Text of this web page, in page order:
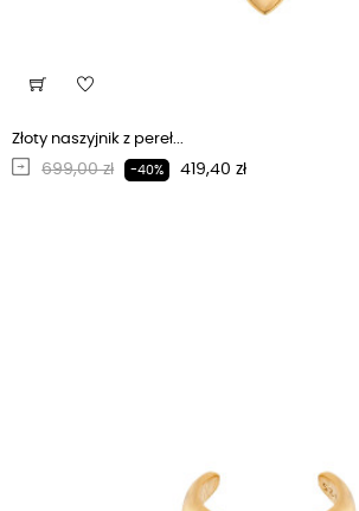
Złoty naszyjnik z pereł...
Regularna cena
699,00 zł -40% Cena
419,40 zł